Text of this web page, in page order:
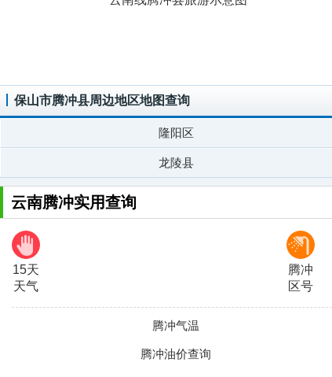
保山市腾冲县周边地区地图查询
隆阳区
龙陵县
云南腾冲实用查询
15天
天气
腾冲
区号
腾冲气温
腾冲油价查询